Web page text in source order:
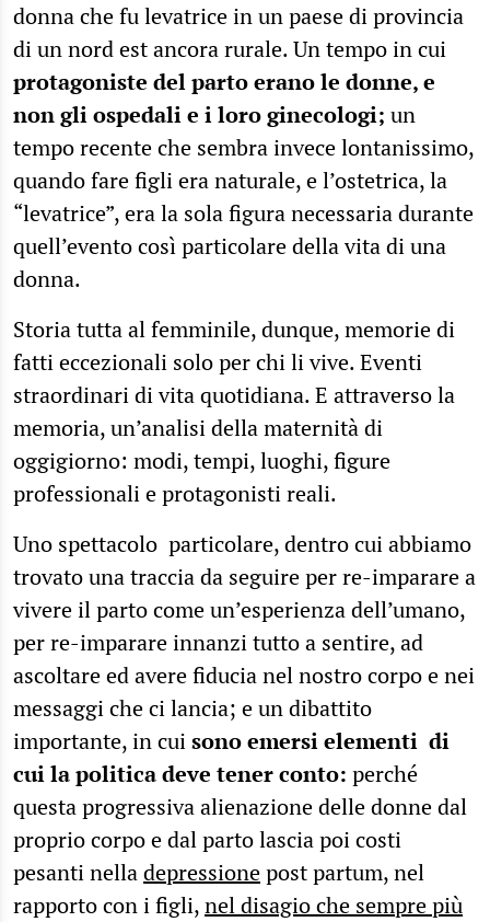
donna che fu levatrice in un paese di provincia
di un nord est ancora rurale. Un tempo in cui
protagoniste del parto erano le donne, e
non gli ospedali e i loro ginecologi; un
tempo recente che sembra invece lontanissimo,
quando fare figli era naturale, e l’ostetrica, la
“levatrice”, era la sola figura necessaria durante
quell’evento così particolare della vita di una
donna.
Storia tutta al femminile, dunque, memorie di
fatti eccezionali solo per chi li vive. Eventi
straordinari di vita quotidiana. E attraverso la
memoria, un’analisi della maternità di
oggigiorno: modi, tempi, luoghi, figure
professionali e protagonisti reali.
Uno spettacolo particolare, dentro cui abbiamo
trovato una traccia da seguire per re-imparare a
vivere il parto come un’esperienza dell’umano,
per re-imparare innanzi tutto a sentire, ad
ascoltare ed avere fiducia nel nostro corpo e nei
messaggi che ci lancia; e un dibattito
importante, in cuisono emersi elementi di
cui la politica deve tener conto: perché
questa progressiva alienazione delle donne dal
proprio corpo e dal parto lascia poi costi
pesanti nelladepressionepost partum, nel
rapporto con i figli,nel disagio che sempre più